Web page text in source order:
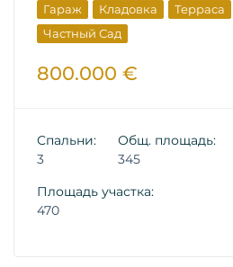
Гараж
Кладовка Терраса
Частный Сад
800.000 €
Спальни:
3
Общ. площадь:
345
Площадь участка:
470